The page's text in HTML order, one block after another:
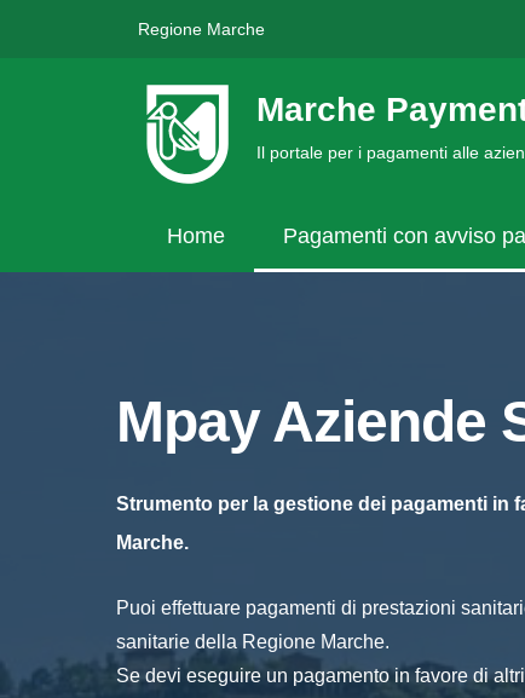
Regione Marche
Marche
Il portale per i pagamenti alle
Home Pagamenti con avviso
Mpay Aziende
Strumento per la gestione dei pagamenti in
Marche.
Puoi effettuare pagamenti di prestazioni
sanitarie della Regione Marche.
Se devi eseguire un pagamento in favore di